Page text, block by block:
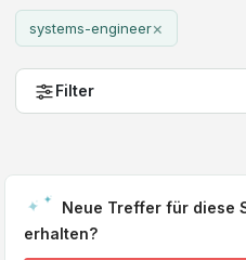
systems-engineer×
Filter
Neue Treffer für diese
erhalten?